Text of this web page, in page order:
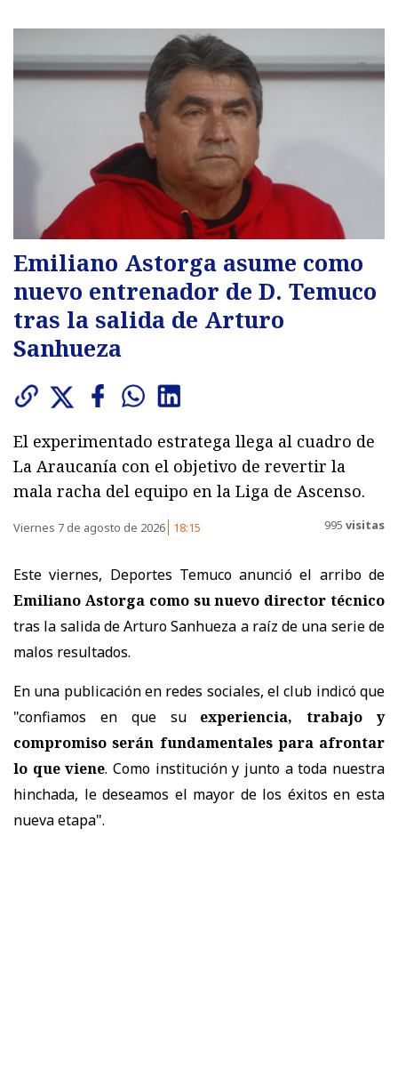
Emiliano Astorga asume como
nuevo entrenador de D. Temuco
tras la salida de Arturo
Sanhueza
El experimentado estratega llega al cuadro de
La Araucanía con el objetivo de revertir la
mala racha del equipo en la Liga de Ascenso.
Viernes 7 de agosto de 2026 18:15 995 visitas
Este viernes, Deportes Temuco anunció el arribo de
Emiliano Astorga como su nuevo director técnico
tras la salida de Arturo Sanhueza a raíz de una serie de
malos resultados.
En una publicación en redes sociales, el club indicó que
"confiamos en que su experiencia, trabajo y
compromiso serán fundamentales para afrontar
lo que viene. Como institución y junto a toda nuestra
hinchada, le deseamos el mayor de los éxitos en esta
nueva etapa".